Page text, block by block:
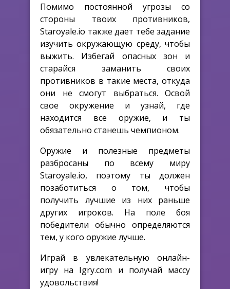
Помимо постоянной угрозы со
стороны твоих противников,
Staroyale.io также дает тебе задание
изучить окружающую среду, чтобы
выжить. Избегай опасных зон и
старайся заманить своих
противников в такие места, откуда
они не смогут выбраться. Освой
свое окружение и узнай, где
находится все оружие, и ты
обязательно станешь чемпионом.
Оружие и полезные предметы
разбросаны по всему миру
Staroyale.io, поэтому ты должен
позаботиться о том, чтобы
получить лучшие из них раньше
других игроков. На поле боя
победители обычно определяются
тем, у кого оружие лучше.
Играй в увлекательную онлайн-
игру на Igry.com и получай массу
удовольствия!